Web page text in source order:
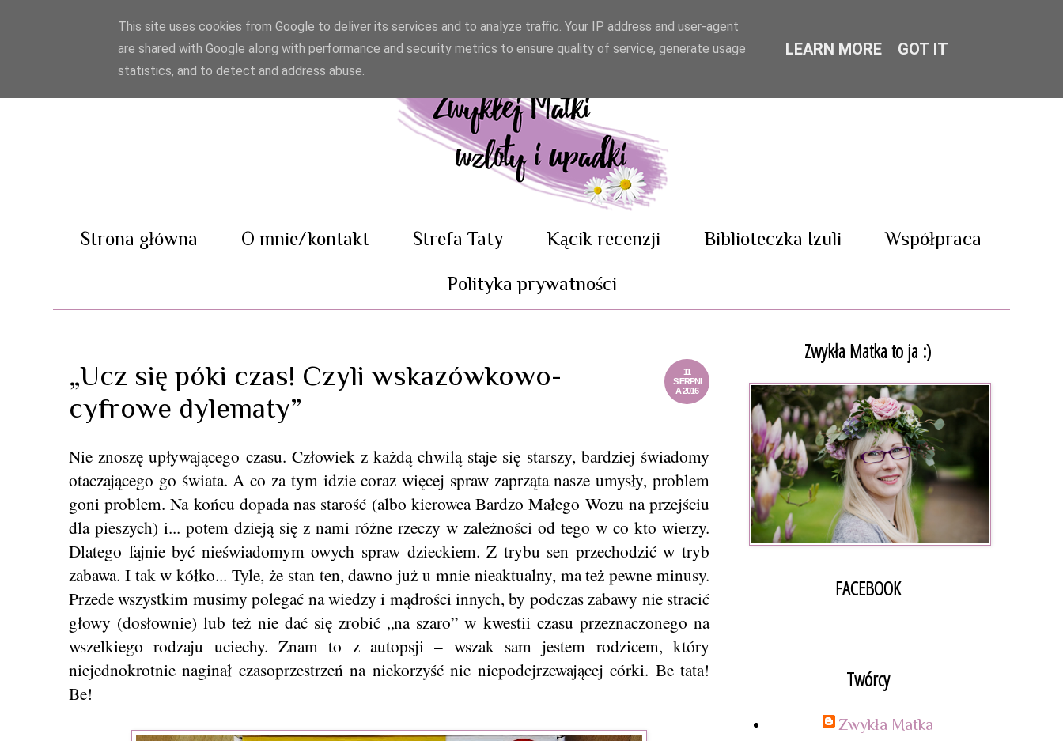
Strona główna O mnie/kontakt Strefa Taty Kącik recenzji Biblioteczka Izuli Współpraca
Polityka prywatności
11
SIERPNI
A 2016
„Ucz się póki czas! Czyli wskazówkowo-
cyfrowe dylematy”
Nie znoszę upływającego czasu. Człowiek z każdą chwilą staje się starszy, bardziej świadomy
otaczającego go świata. A co za tym idzie coraz więcej spraw zaprząta nasze umysły, problem
goni problem. Na końcu dopada nas starość (albo kierowca Bardzo Małego Wozu na przejściu
dla pieszych) i... potem dzieją się z nami różne rzeczy w zależności od tego w co kto wierzy.
Dlatego fajnie być nieświadomym owych spraw dzieckiem. Z trybu sen przechodzić w tryb
zabawa. I tak w kółko... Tyle, że stan ten, dawno już u mnie nieaktualny, ma też pewne minusy.
Przede wszystkim musimy polegać na wiedzy i mądrości innych, by podczas zabawy nie stracić
głowy (dosłownie) lub też nie dać się zrobić „na szaro” w kwestii czasu przeznaczonego na
wszelkiego rodzaju uciechy. Znam to z autopsji – wszak sam jestem rodzicem, który
niejednokrotnie naginał czasoprzestrzeń na niekorzyść nic niepodejrzewającej córki. Be tata!
Be!
Zwykła Matka to ja :)
FACEBOOK
Twórcy
Zwykła Matka
This site uses cookies from Google to deliver its services and to analyze traffic. Your IP address and user-agent
are shared with Google along with performance and security metrics to ensure quality of service, generate usage
statistics, and to detect and address abuse.
LEARN MORE GOT IT